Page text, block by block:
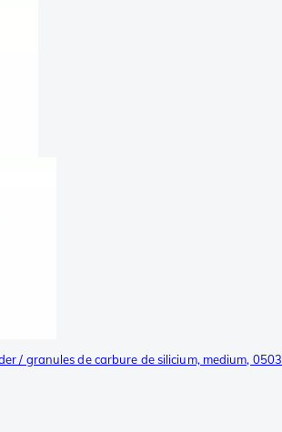
/ granules de carbure de silicium, medium, 0503